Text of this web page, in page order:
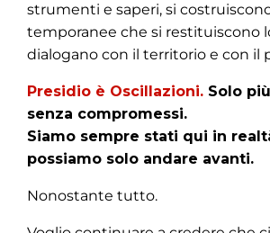
strumenti e saperi, si
temporanee che si restituiscono
dialogano con il territorio e con il
Presidio è Oscillazioni. Solo
senza compromessi.
Siamo sempre stati qui in
possiamo solo andare avanti.
Nonostante tutto.